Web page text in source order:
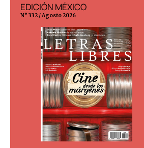
EDICIÓN MÉXICO
N° 332 / Agosto 2026